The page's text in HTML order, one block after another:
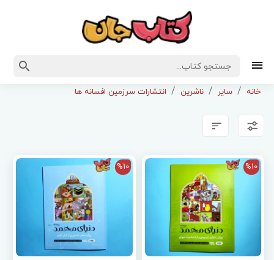
خانه سایر ناشرین انتشارات سرزمین افسانه ها
%10
%10